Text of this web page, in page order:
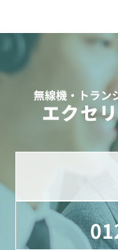
無線機・トラン
エクセ